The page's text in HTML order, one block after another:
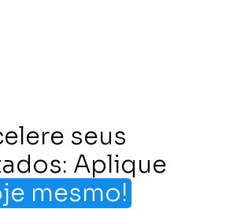
seus
Aplique
mesmo!